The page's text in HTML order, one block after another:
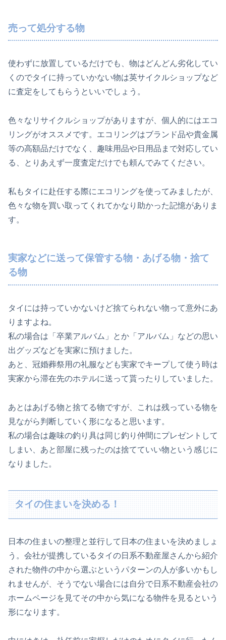
売って処分する物
使わずに放置しているだけでも、物はどんどん劣化してい
くのでタイに持っていかない物は英サイクルショップなど
に査定をしてもらうといいでしょう。
色々なリサイクルショップがありますが、個人的にはエコ
リングがオススメです。エコリングはブランド品や貴金属
等の高額品だけでなく、趣味用品や日用品まで対応してい
る、とりあえず一度査定だけでも頼んでみてください。
私もタイに赴任する際にエコリングを使ってみましたが、
色々な物を買い取ってくれてかなり助かった記憶がありま
す。
実家などに送って保管する物・あげる物・捨て
る物
タイには持っていかないけど捨てられない物って意外にあ
りますよね。
私の場合は「卒業アルバム」とか「アルバム」などの思い
出グッズなどを実家に預けました。
あと、冠婚葬祭用の礼服なども実家でキープして使う時は
実家から滞在先のホテルに送って貰ったりしていました。
あとはあげる物と捨てる物ですが、これは残っている物を
見ながら判断していく形になると思います。
私の場合は趣味の釣り具は同じ釣り仲間にプレゼントして
しまい、あと部屋に残ったのは捨てていい物という感じに
なりました。
タイの住まいを決める！
日本の住まいの整理と並行して日本の住まいを決めましょ
う。会社が提携しているタイの日系不動産屋さんから紹介
された物件の中から選ぶというパターンの人が多いかもし
れませんが、そうでない場合には自分で日系不動産会社の
ホームページを見てその中から気になる物件を見るという
形になります。